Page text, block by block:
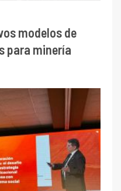
modelos de
para minería